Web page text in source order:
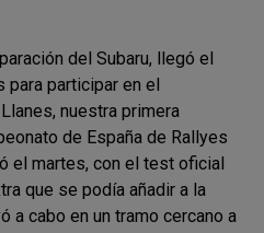
del Subaru, llegó el
para participar en el
nuestra primera
de España de Rallyes
el martes, con el test oficial
que se podía añadir a la
a cabo en un tramo cercano a